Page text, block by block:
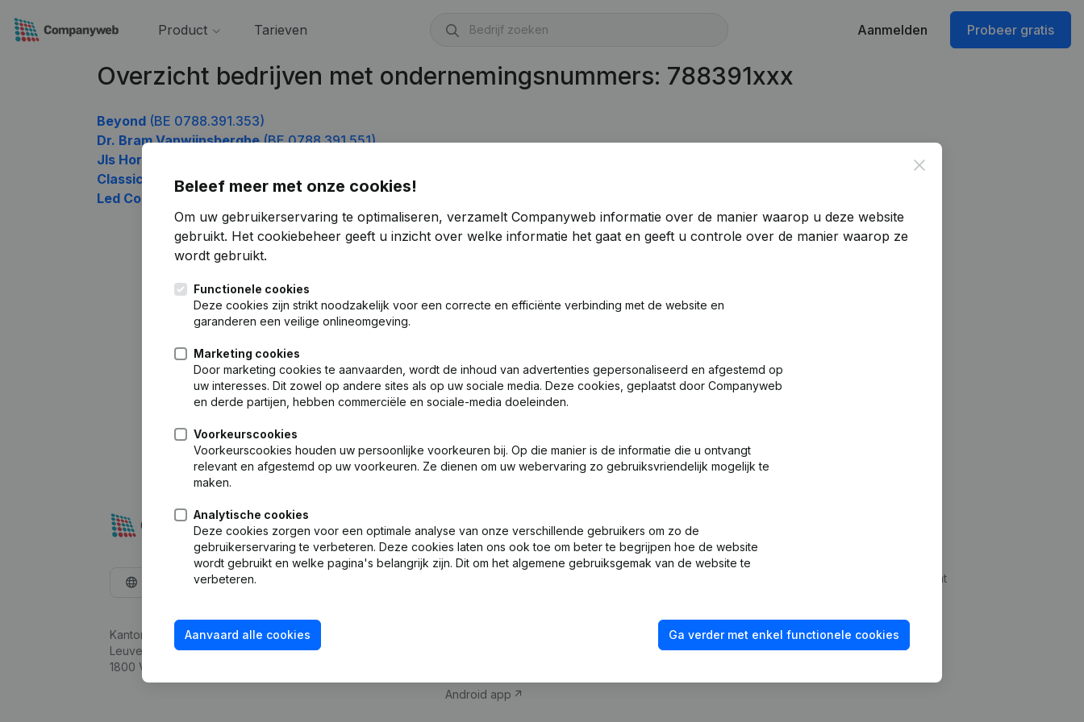
Product Tarieven Aanmelden Probeer gratis
Overzicht bedrijven met ondernemingsnummers: 788391xxx
Beyond (BE 0788.391.353)
Dr. Bram Vanwijnsberghe(BE 0788.391.551)
Jls Horse Travel
ClassicGrey (BE 0788.391.749)
Led Consulting
Close
Beleef meer met onze cookies!
Om uw gebruikerservaring te optimaliseren, verzamelt Companyweb informatie over de manier waarop u deze website
gebruikt. Het cookiebeheer geeft u inzicht over welke informatie het gaat en geeft u controle over de manier waarop ze
wordt gebruikt.
Functionele cookies
Deze cookies zijn strikt noodzakelijk voor een correcte en efficiënte verbinding met de website en
garanderen een veilige onlineomgeving.
Marketing cookies
Door marketing cookies te aanvaarden, wordt de inhoud van advertenties gepersonaliseerd en afgestemd op
uw interesses. Dit zowel op andere sites als op uw sociale media. Deze cookies, geplaatst door Companyweb
en derde partijen, hebben commerciële en sociale-media doeleinden.
Voorkeurscookies
Voorkeurscookies houden uw persoonlijke voorkeuren bij. Op die manier is de informatie die u ontvangt
relevant en afgestemd op uw voorkeuren. Ze dienen om uw webervaring zo gebruiksvriendelijk mogelijk te
maken.
Analytische cookies
Deze cookies zorgen voor een optimale analyse van onze verschillende gebruikers om zo de
gebruikerservaring te verbeteren. Deze cookies laten ons ook toe om beter te begrijpen hoe de website
wordt gebruikt en welke pagina's belangrijk zijn. Dit om het algemene gebruiksgemak van de website te
verbeteren.
Aanvaard alle cookies Ga verder met enkel functionele cookies
Nederlands
Kantorenpark Everest
Leuvensesteenweg 248D,
1800 Vilvoorde
Bedrijfsinformatie
Android app
Compliance & fraudepreventie
Kredietwaardigheid checken
Integraties op maat
Contact